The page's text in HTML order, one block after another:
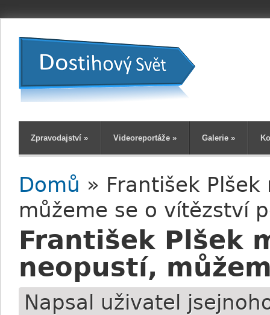
Zpravodajství » Videoreportáže » Galerie »
Jste zde
Domů » František
můžeme se o vítězství
František Plšek
neopustí,
Napsal uživatel